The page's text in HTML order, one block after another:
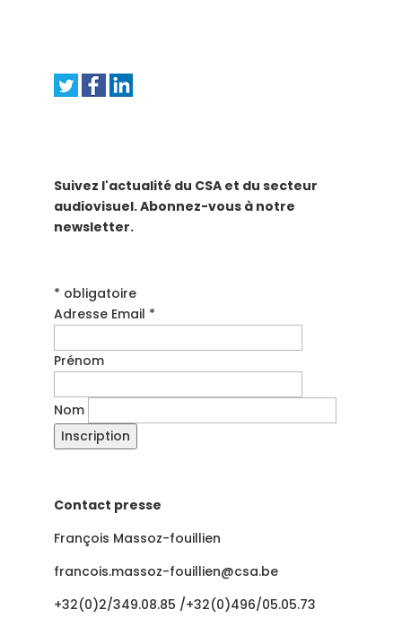
Suivez l'actualité du CSA et du secteur
audiovisuel. Abonnez-vous à notre
newsletter.
* obligatoire
Adresse Email *
Prénom
Nom
Contact presse
François Massoz-fouillien
francois.massoz-fouillien@csa.be
+32(0)2/349.08.85 /+32(0)496/05.05.73